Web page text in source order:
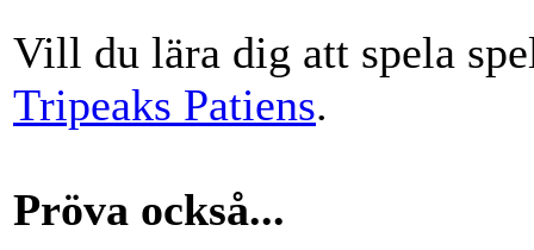
Vill du lära dig att spela
Tripeaks Patiens.
Pröva också...